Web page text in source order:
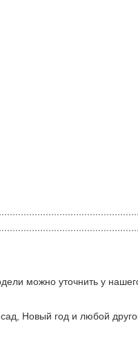
можно уточнить у
Новый год и любой